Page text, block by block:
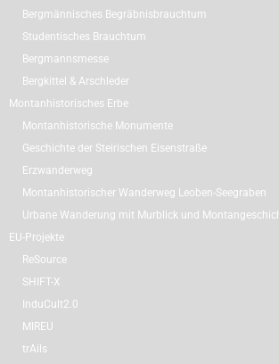
Bergmännisches Begräbnisbrauchtum
Studentisches Brauchtum
Bergmannsmesse
Bergkittel & Arschleder
Montanhistorisches Erbe
Montanhistorische Monumente
Geschichte der Steirischen Eisenstraße
Erzwanderweg
Montanhistorischer Wanderweg Leoben-Seegraben
Urbane Wanderung mit Murblick und
EU-Projekte
ReSource
SHIFT-X
InduCult2.0
MIREU
trAils